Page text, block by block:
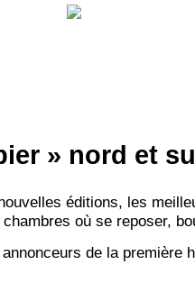
» nord et
éditions, les
où se reposer,
de la première